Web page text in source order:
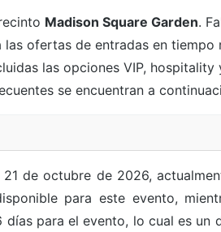
Madison Square Garden.
las ofertas de entradas en
las opciones VIP, hospitality
se encuentran a
de octubre de 2026,
para este evento,
días para el evento, lo cual es